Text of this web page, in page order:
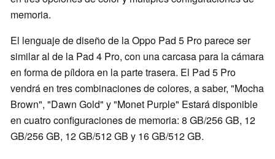
memoria.
El lenguaje de diseño de la Oppo Pad 5 Pro parece ser
similar al de la Pad 4 Pro, con una carcasa para la cámara
en forma de píldora en la parte trasera. El Pad 5 Pro
vendrá en tres combinaciones de colores, a saber, "Mocha
Brown", "Dawn Gold" y "Monet Purple" Estará disponible
en cuatro configuraciones de memoria: 8 GB/256 GB, 12
GB/256 GB, 12 GB/512 GB y 16 GB/512 GB.